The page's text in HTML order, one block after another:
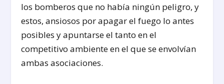
los bomberos que no había ningún peligro, y
estos, ansiosos por apagar el fuego lo antes
posibles y apuntarse el tanto en el
competitivo ambiente en el que se envolvían
ambas asociaciones.